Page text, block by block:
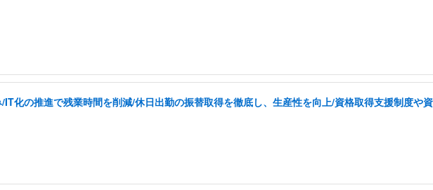
化の推進で残業時間を削減/休日出勤の振替取得を徹底し、生産性を向上/資格取得支援制度や